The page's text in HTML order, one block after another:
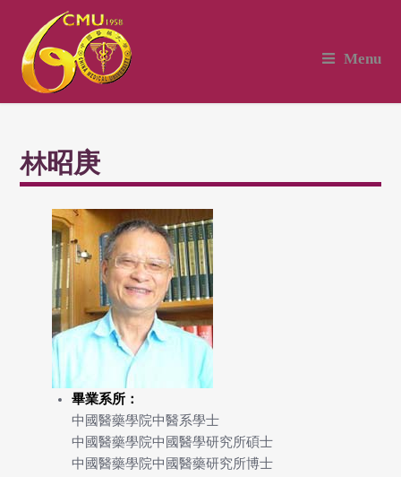
Menu
林昭庚
畢業系所：
中國醫藥學院中醫系學士
中國醫藥學院中國醫學研究所碩士
中國醫藥學院中國醫藥研究所博士